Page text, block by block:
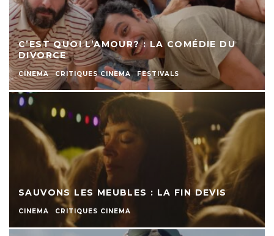
C’EST QUOI L’AMOUR? : LA COMÉDIE DU
DIVORCE
CINEMA CRITIQUES CINEMA FESTIVALS
SAUVONS LES MEUBLES : LA FIN DEVIS
CINEMA CRITIQUES CINEMA